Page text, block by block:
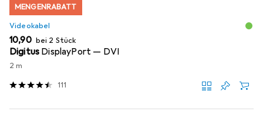
MENGENRABATT
Videokabel
EUR
10,90 bei 2 Stück
Digitus DisplayPort — DVI
2 m
111